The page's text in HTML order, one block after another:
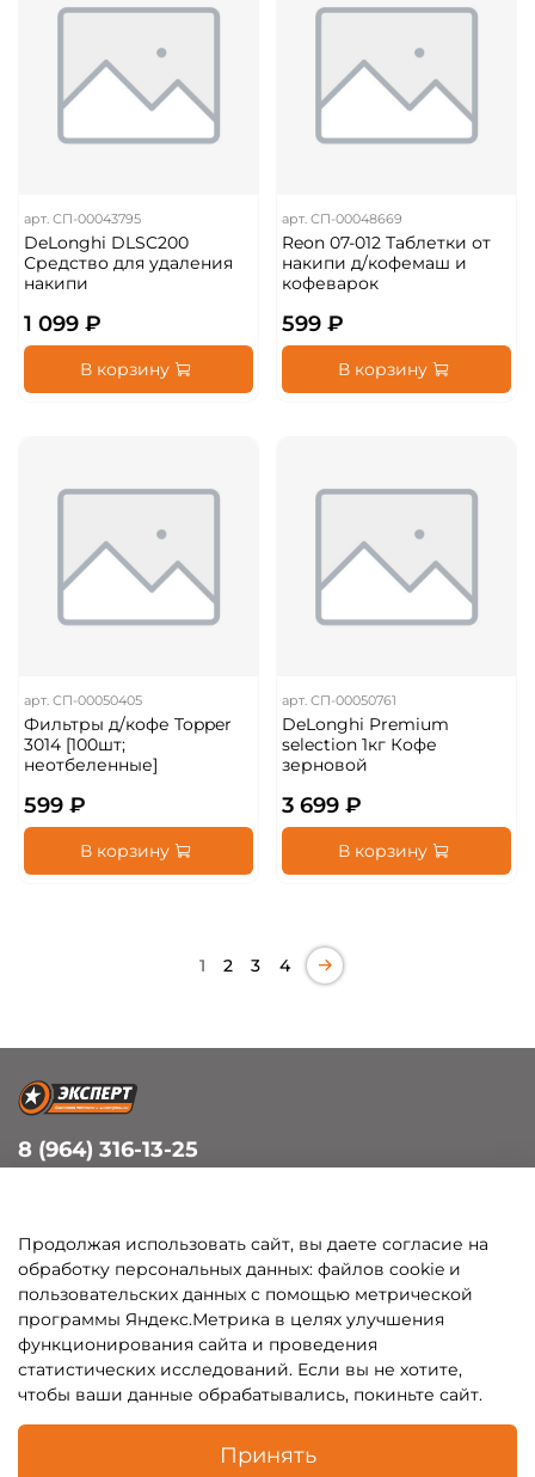
арт.СП-00043795
DeLonghi DLSC200
Средство для удаления
накипи
1 099 ₽
В корзину
арт.СП-00048669
Reon 07-012 Таблетки от
накипи д/кофемаш и
кофеварок
599 ₽
В корзину
арт.СП-00050405
Фильтры д/кофе Topper
3014 [100шт;
неотбеленные]
599 ₽
В корзину
арт.СП-00050761
DeLonghi Premium
selection 1кг Кофе
зерновой
3 699 ₽
В корзину
1 2 3 4
Покупателям
Каталог
8 (964) 316-13-25
Продолжая использовать сайт, вы даете согласие на
обработку персональных данных: файлов cookie и
пользовательских данных с помощью метрической
программы Яндекс.Метрика в целях улучшения
функционирования сайта и проведения
статистических исследований. Если вы не хотите,
чтобы ваши данные обрабатывались, покиньте сайт.
Принять